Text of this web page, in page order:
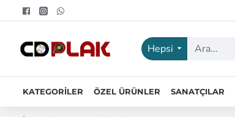
Hepsi
KATEGORILER ÖZEL ÜRÜNLER SANATÇILAR